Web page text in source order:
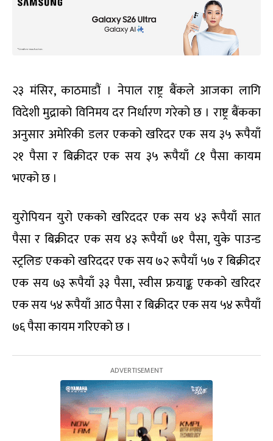
२३ मंसिर, काठमाडौं । नेपाल राष्ट्र बैंकले आजका लागि
विदेशी मुद्राको विनिमय दर निर्धारण गरेको छ । राष्ट्र बैंकका
अनुसार अमेरिकी डलर एकको खरिदर एक सय ३५ रूपैयाँ
२१ पैसा र बिक्रीदर एक सय ३५ रूपैयाँ ८१ पैसा कायम
भएको छ ।
युरोपियन युरो एकको खरिददर एक सय ४३ रूपैयाँ सात
पैसा र बिक्रीदर एक सय ४३ रूपैयाँ ७१ पैसा, युके पाउन्ड
स्ट्रलिङ एकको खरिददर एक सय ७२ रूपैयाँ ५७ र बिक्रीदर
एक सय ७३ रूपैयाँ ३३ पैसा, स्वीस फ्रयाङ्क एकको खरिदर
एक सय ५४ रूपैयाँ आठ पैसा र बिक्रीदर एक सय ५४ रूपैयाँ
७६ पैसा कायम गरिएको छ ।